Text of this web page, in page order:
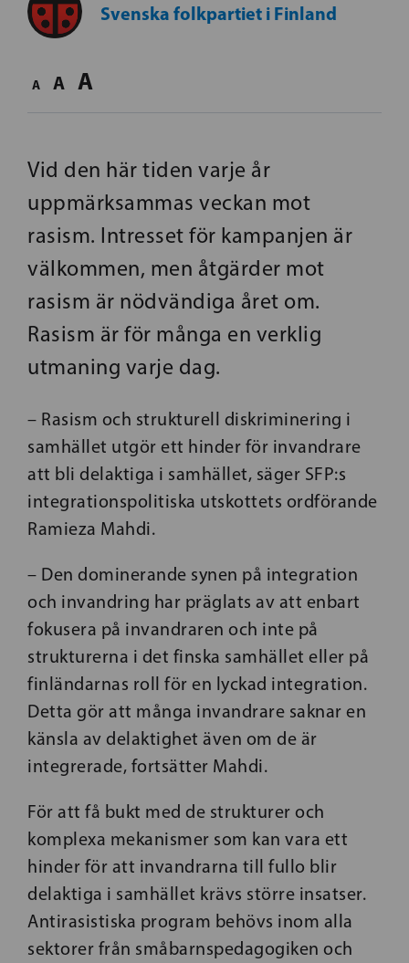
Svenska folkpartiet i Finland
A A A
Vid den här tiden varje år
uppmärksammas veckan mot
rasism. Intresset för kampanjen är
välkommen, men åtgärder mot
rasism är nödvändiga året om.
Rasism är för många en verklig
utmaning varje dag.
– Rasism och strukturell diskriminering i
samhället utgör ett hinder för invandrare
att bli delaktiga i samhället, säger SFP:s
integrationspolitiska utskottets ordförande
Ramieza Mahdi.
– Den dominerande synen på integration
och invandring har präglats av att enbart
fokusera på invandraren och inte på
strukturerna i det finska samhället eller på
finländarnas roll för en lyckad integration.
Detta gör att många invandrare saknar en
känsla av delaktighet även om de är
integrerade, fortsätter Mahdi.
För att få bukt med de strukturer och
komplexa mekanismer som kan vara ett
hinder för att invandrarna till fullo blir
delaktiga i samhället krävs större insatser.
Antirasistiska program behövs inom alla
sektorer från småbarnspedagogiken och